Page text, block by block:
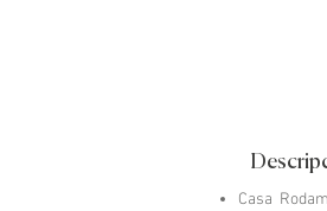
Casa